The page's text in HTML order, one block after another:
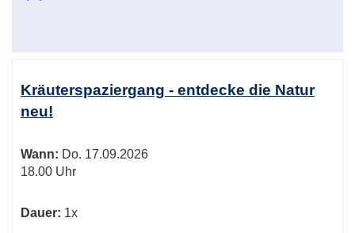
Kräuterspaziergang - entdecke die Natur
neu!
Wann: Do. 17.09.2026
18.00 Uhr
Dauer: 1x